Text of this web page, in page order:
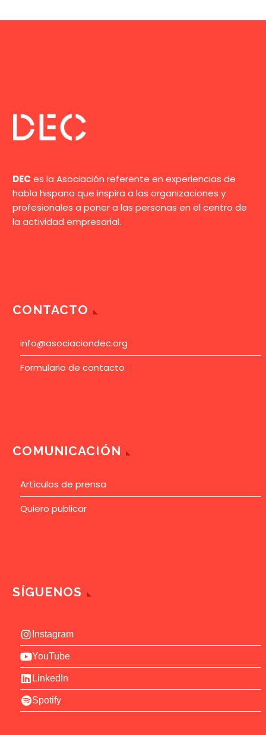
DEC es la Asociación referente en experiencias de
habla hispana que inspira a las organizaciones y
profesionales a poner a las personas en el centro de
la actividad empresarial.
CONTACTO
info@asociaciondec.org
Formulario de contacto
COMUNICACIÓN
Artículos de prensa
Quiero publicar
SÍGUENOS
Instagram
YouTube
LinkedIn
Spotify